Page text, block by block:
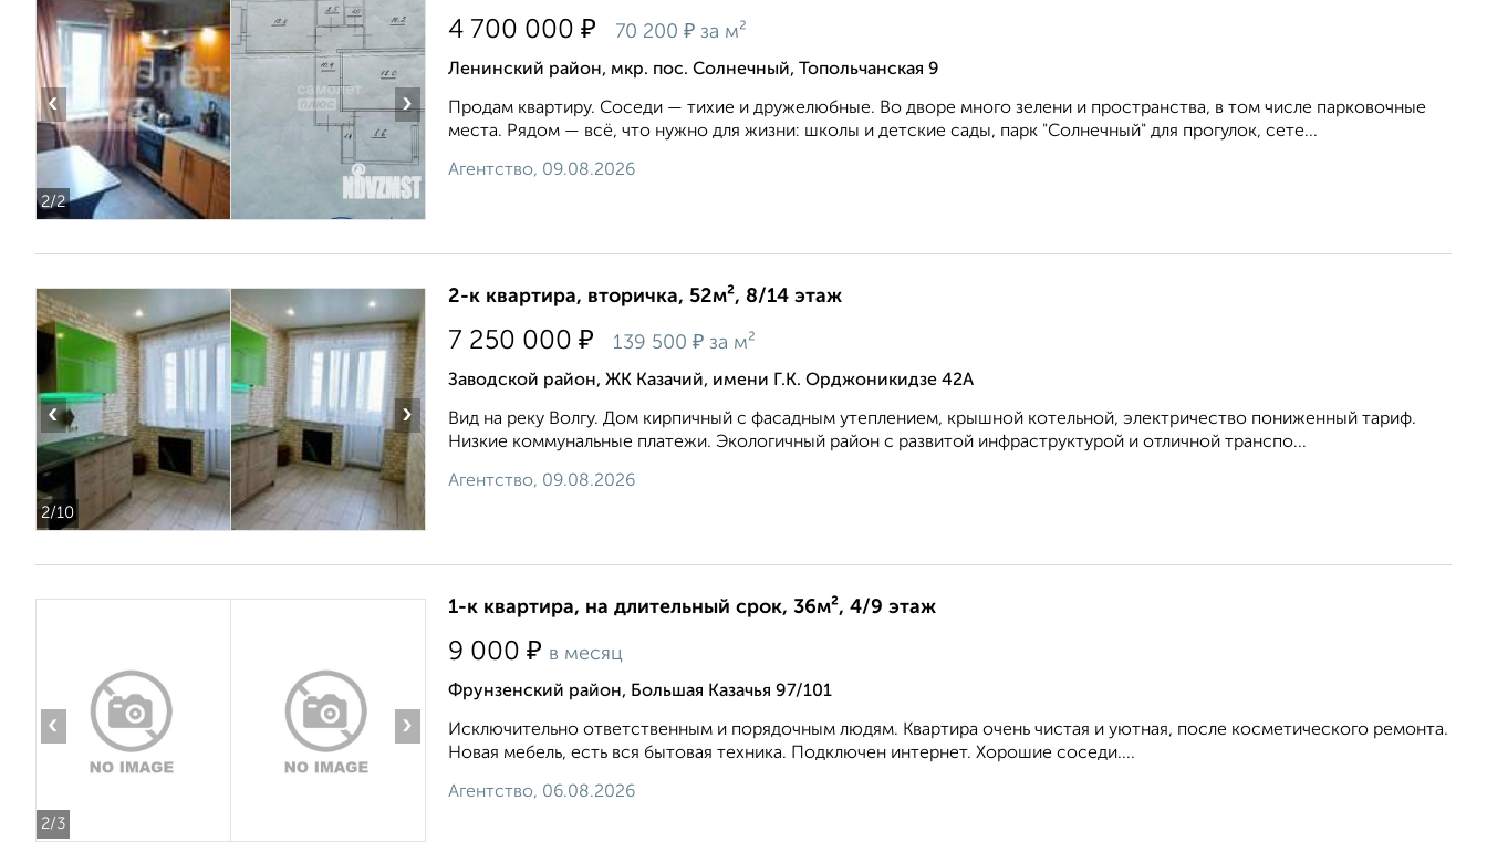
2/2
‹ ›
4 700 000 ₽ 70 200 ₽ за м²
Ленинский район, мкр. пос. Солнечный, Топольчанская 9
Продам квартиру. Соседи — тихие и дружелюбные. Во дворе много зелени и пространства, в том числе парковочные
места. Рядом — всё, что нужно для жизни: школы и детские сады, парк "Солнечный" для прогулок, сете...
Агентство, 09.08.2026
2/10
‹ ›
2-к квартира, вторичка, 52м², 8/14 этаж
7 250 000 ₽ 139 500 ₽ за м²
Заводской район, ЖК Казачий, имени Г.К. Орджоникидзе 42А
Вид на реку Волгу. Дом кирпичный с фасадным утеплением, крышной котельной, электричество пониженный тариф.
Низкие коммунальные платежи. Экологичный район с развитой инфраструктурой и отличной транспо...
Агентство, 09.08.2026
2/3
‹ ›
1-к квартира, на длительный срок, 36м², 4/9 этаж
9 000 ₽ в месяц
Фрунзенский район, Большая Казачья 97/101
Исключительно ответственным и порядочным людям. Квартира очень чистая и уютная, после косметического ремонта.
Новая мебель, есть вся бытовая техника. Подключен интернет. Хорошие соседи....
Агентство, 06.08.2026